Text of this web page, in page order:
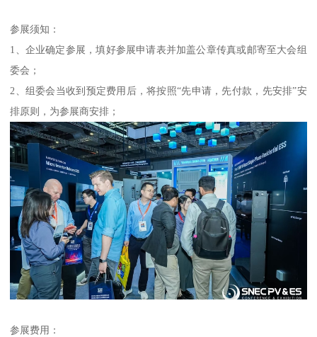
参展须知：
1、企业确定参展，填好参展申请表并加盖公章传真或邮寄至大会组
委会；
2、组委会当收到预定费用后，将按照“先申请，先付款，先安排”安
排原则，为参展商安排；
参展费用：